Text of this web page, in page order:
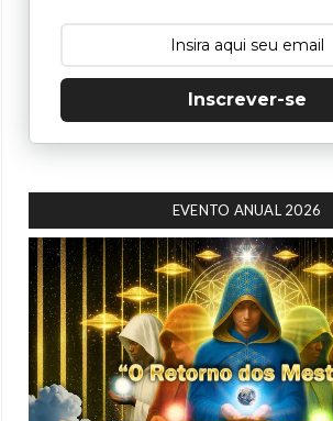
Inscrever-se
EVENTO ANUAL 2026